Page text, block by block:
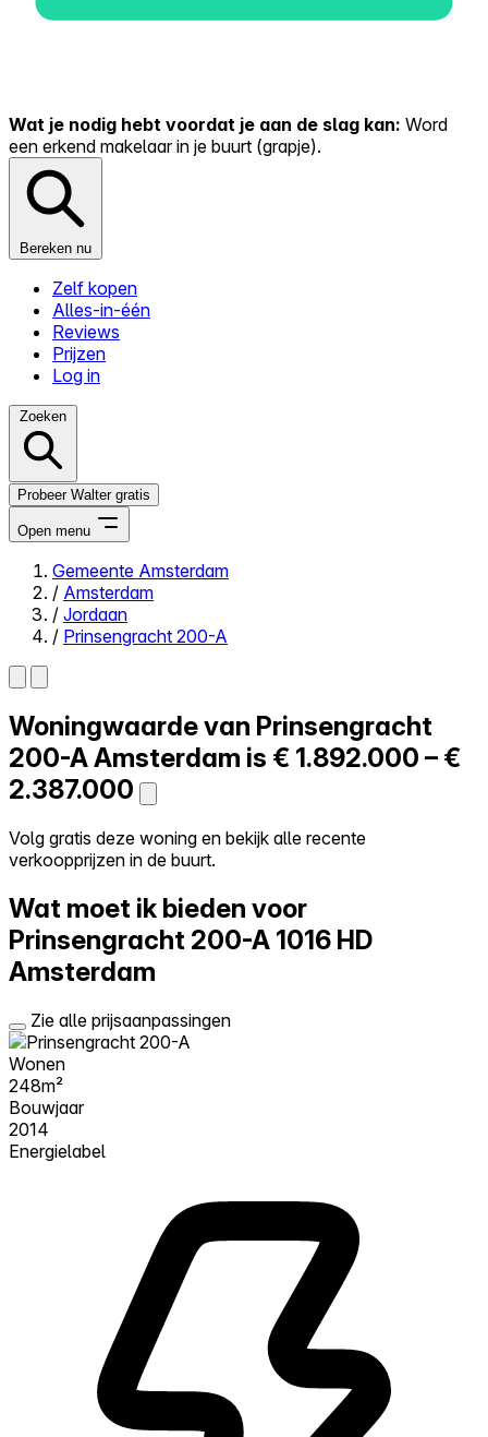
Wat je nodig hebt voordat je aan de slag kan: Word
een erkend makelaar in je buurt (grapje).
Bereken nu
Zelf kopen
Alles-in-één
Reviews
Prijzen
Log in
Zoeken
Probeer Walter gratis
Open menu
Close menu
Zelf kopen
Alles-in-één
Reviews
Prijzen
Log in
Probeer Walter gratis
Gemeente Amsterdam
/ Amsterdam
/ Jordaan
/ Prinsengracht 200-A
Woningwaarde van Prinsengracht
200-AAmsterdam is € 1.892.000 – €
2.387.000
Volg gratis deze woning en bekijk alle recente
verkoopprijzen in de buurt.
Wat moet ik bieden voor
Prinsengracht 200-A 1016 HD
Amsterdam
Zie alle prijsaanpassingen
Wonen
248m²
Bouwjaar
2014
Energielabel